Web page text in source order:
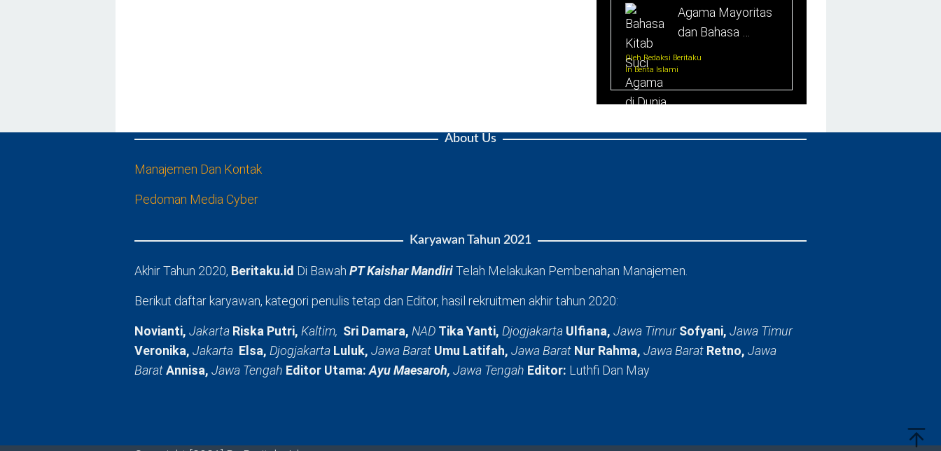
Agama Mayoritas
dan Bahasa …
Oleh Redaksi Beritaku
In Berita Islami
About Us
Manajemen Dan Kontak
Pedoman Media Cyber
Karyawan Tahun 2021
Akhir Tahun 2020, Beritaku.id Di Bawah PT Kaishar MandiriTelah Melakukan Pembenahan Manajemen.
Berikut daftar karyawan, kategori penulis tetap dan Editor, hasil rekruitmen akhir tahun 2020:
Novianti, Jakarta Riska Putri, Kaltim, Sri Damara, NAD Tika Yanti, Djogjakarta Ulfiana, Jawa TimurSofyani, Jawa Timur
Veronika, Jakarta Elsa, Djogjakarta Luluk, Jawa Barat Umu Latifah, Jawa Barat Nur Rahma, Jawa Barat Retno, Jawa
BaratAnnisa, Jawa Tengah Editor Utama:Ayu Maesaroh, Jawa Tengah Editor: Luthfi Dan May